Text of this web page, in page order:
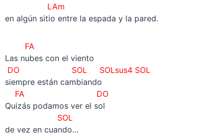
LAm
en algún sitio entre la espada y la pared.
FA
Las nubes con el viento
DOSOL SOLsus4 SOL
siempre están cambiando
FA DO
Quizás podamos ver el sol
SOL
de vez en cuando…